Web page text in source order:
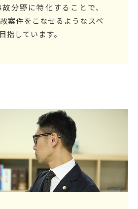
分野に特化することで、
案件をこなせるようなスペ
指しています。